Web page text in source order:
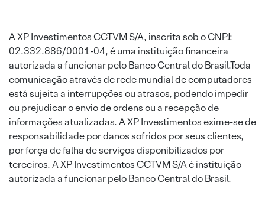
A XP Investimentos CCTVM S/A, inscrita sob o CNPJ:
02.332.886/0001-04, é uma instituição financeira
autorizada a funcionar pelo Banco Central do Brasil.Toda
comunicação através de rede mundial de computadores
está sujeita a interrupções ou atrasos, podendo impedir
ou prejudicar o envio de ordens ou a recepção de
informações atualizadas. A XP Investimentos exime-se de
responsabilidade por danos sofridos por seus clientes,
por força de falha de serviços disponibilizados por
terceiros. A XP Investimentos CCTVM S/A é instituição
autorizada a funcionar pelo Banco Central do Brasil.